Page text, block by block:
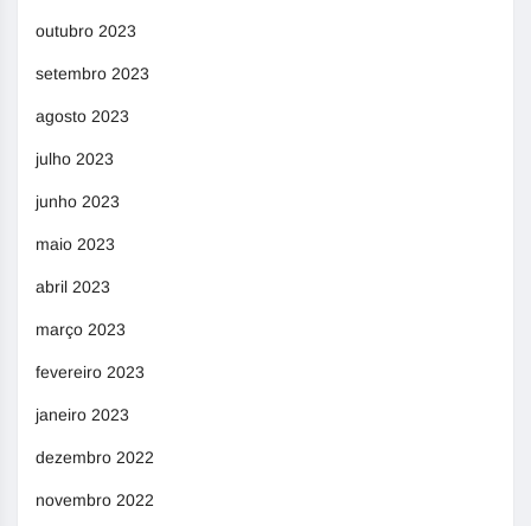
outubro 2023
setembro 2023
agosto 2023
julho 2023
junho 2023
maio 2023
abril 2023
março 2023
fevereiro 2023
janeiro 2023
dezembro 2022
novembro 2022